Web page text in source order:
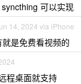
可以实现
14, 2024 via iPhone
是免费看视频的
程桌面就支持